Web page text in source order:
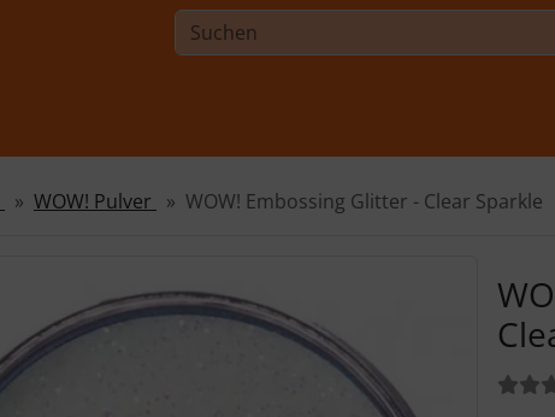
WOW! Pulver WOW! Embossing Glitter - Clear Sparkle